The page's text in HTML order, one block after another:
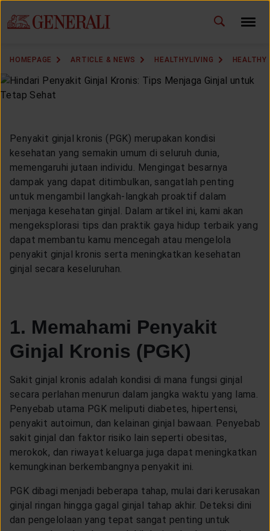
HOMEPAGE ARTICLE & NEWS HEALTHYLIVING HEALTHY
Penyakit ginjal kronis (PGK) merupakan kondisi
kesehatan yang semakin umum di seluruh dunia,
memengaruhi jutaan individu. Mengingat besarnya
dampak yang dapat ditimbulkan, sangatlah penting
untuk mengambil langkah-langkah proaktif dalam
menjaga kesehatan ginjal. Dalam artikel ini, kami akan
mengeksplorasi tips dan praktik gaya hidup terbaik yang
dapat membantu kamu mencegah atau mengelola
penyakit ginjal kronis serta meningkatkan kesehatan
ginjal secara keseluruhan.
1. Memahami Penyakit
Ginjal Kronis (PGK)
Sakit ginjal kronis adalah kondisi di mana fungsi ginjal
secara perlahan menurun dalam jangka waktu yang lama.
Penyebab utama PGK meliputi diabetes, hipertensi,
penyakit autoimun, dan kelainan ginjal bawaan. Penyebab
sakit ginjal dan faktor risiko lain seperti obesitas,
merokok, dan riwayat keluarga juga dapat meningkatkan
kemungkinan berkembangnya penyakit ini.
PGK dibagi menjadi beberapa tahap, mulai dari kerusakan
ginjal ringan hingga gagal ginjal tahap akhir. Deteksi dini
dan pengelolaan yang tepat sangat penting untuk
CHANGE LANGUAGE ID EN
MARKETING OFFICE
INSURANCE DICTIONARY
OUR SOLUTION
CUSTOMER SERVICE
ABOUT GENERALI
EVENTS
KEAGENAN